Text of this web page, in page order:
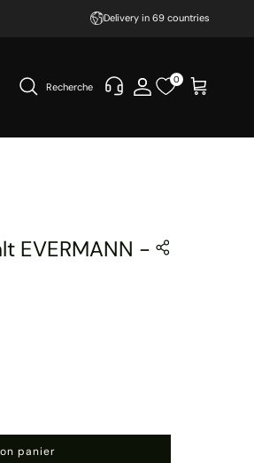
Delivery in 69 countries
Recherche
0
EVERMANN -
panier